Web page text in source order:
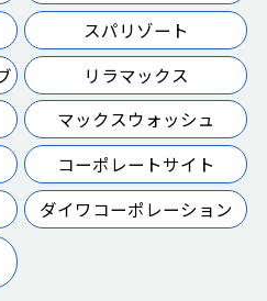
スパリゾート
リラマックス
マックスウォッシュ
コーポレートサイト
ダイワコーポレーション